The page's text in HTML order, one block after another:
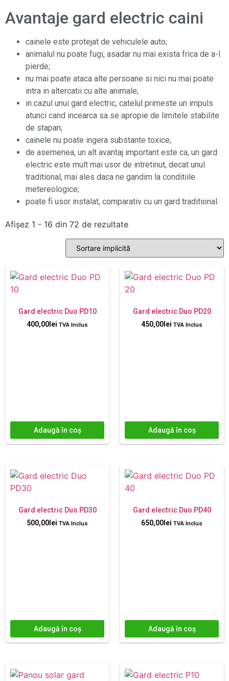
Avantaje gard electric caini
cainele este protejat de vehiculele auto;
animalul nu poate fugi, asadar nu mai exista frica de a-l
pierde;
nu mai poate ataca alte persoane si nici nu mai poate
intra in altercatii cu alte animale;
in cazul unui gard electric, catelul primeste un impuls
atunci cand incearca sa se apropie de limitele stabilite
de stapan;
cainele nu poate ingera substante toxice;
de asemenea, un alt avantaj important este ca, un gard
electric este mult mai usor de intretinut, decat unul
traditional, mai ales daca ne gandim la conditiile
metereologice;
poate fi usor instalat, comparativ cu un gard traditional.
Afișez 1 - 16 din 72 de rezultate
Gard electric Duo PD10
400,00 lei TVA Inclus
Adaugă în coș
Gard electric Duo PD20
450,00 lei TVA Inclus
Adaugă în coș
Gard electric Duo PD30
500,00 lei TVA Inclus
Adaugă în coș
Gard electric Duo PD40
650,00 lei TVA Inclus
Adaugă în coș